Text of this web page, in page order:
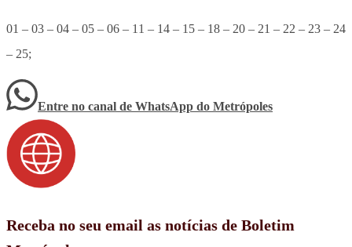
01 – 03 – 04 – 05 – 06 – 11 – 14 – 15 – 18 – 20 – 21 – 22 – 23 – 24
– 25;
Entre no canal de WhatsApp do Metrópoles
Receba no seu email as notícias de Boletim